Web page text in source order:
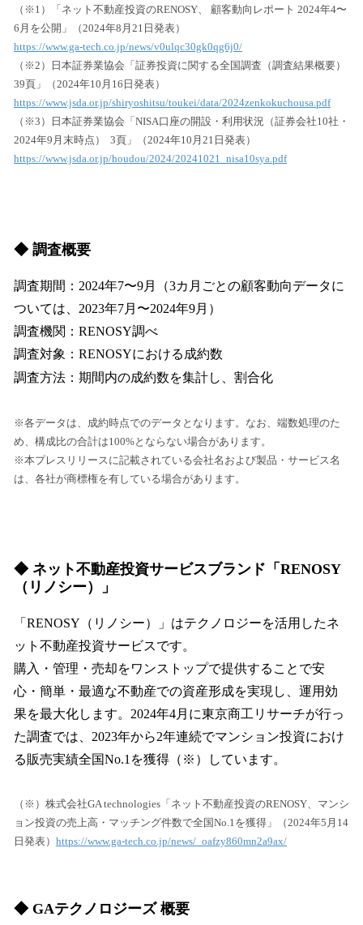
（※1）「ネット不動産投資のRENOSY、 顧客動向レポート 2024年4〜
6月を公開」（2024年8月21日発表）
https://www.ga-tech.co.jp/news/v0ulqc30gk0qg6j0/
（※2）日本証券業協会「証券投資に関する全国調査（調査結果概要）
39頁」（2024年10月16日発表）
https://www.jsda.or.jp/shiryoshitsu/toukei/data/2024zenkokuchousa.pdf
（※3）日本証券業協会「NISA口座の開設・利用状況（証券会社10社・
2024年9月末時点） 3頁」（2024年10月21日発表）
https://www.jsda.or.jp/houdou/2024/20241021_nisa10sya.pdf
◆ 調査概要
調査期間：2024年7〜9月（3カ月ごとの顧客動向データに
ついては、2023年7月〜2024年9月）
調査機関：RENOSY調べ
調査対象：RENOSYにおける成約数
調査方法：期間内の成約数を集計し、割合化
※各データは、成約時点でのデータとなります。なお、端数処理のた
め、構成比の合計は100%とならない場合があります。
※本プレスリリースに記載されている会社名および製品・サービス名
は、各社が商標権を有している場合があります。
◆ ネット不動産投資サービスブランド「RENOSY
（リノシー）」
「RENOSY（リノシー）」はテクノロジーを活用したネ
ット不動産投資サービスです。
購入・管理・売却をワンストップで提供することで安
心・簡単・最適な不動産での資産形成を実現し、運用効
果を最大化します。2024年4月に東京商工リサーチが行っ
た調査では、2023年から2年連続でマンション投資におけ
る販売実績全国No.1を獲得（※）しています。
（※）株式会社GA technologies「ネット不動産投資のRENOSY、マンシ
ョン投資の売上高・マッチング件数で全国No.1を獲得」（2024年5⽉14
⽇発表） https://www.ga-tech.co.jp/news/_oafzy860mn2a9ax/
◆ GAテクノロジーズ 概要